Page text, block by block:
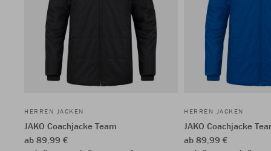
HERREN JACKEN
JAKO Coachjacke Team
ab 89,99 €
HERREN JACKEN
JAKO Coachjacke
ab 89,99 €